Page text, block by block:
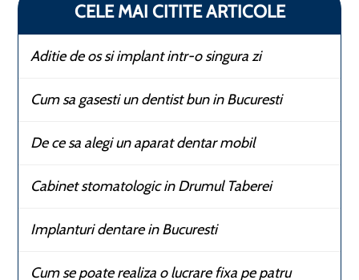
CELE MAI CITITE ARTICOLE
Aditie de os si implant intr-o singura zi
Cum sa gasesti un dentist bun in Bucuresti
De ce sa alegi un aparat dentar mobil
Cabinet stomatologic in Drumul Taberei
Implanturi dentare in Bucuresti
Cum se poate realiza o lucrare fixa pe patru